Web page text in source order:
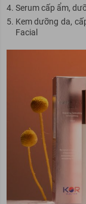
Serum cấp ẩm,
Kem dưỡng da,
Facial